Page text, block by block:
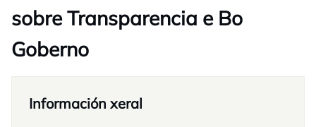
sobre Transparencia e Bo
Goberno
Información xeral